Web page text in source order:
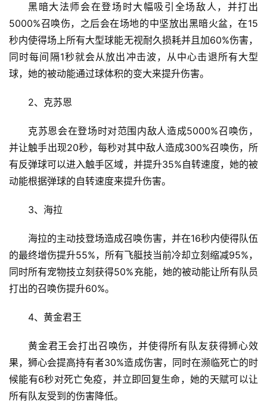
黑暗大法师会在登场时大幅吸引全场敌人，并打出
5000%召唤伤，之后会在场地的中坚放出黑暗火盆，在15
秒内使得场上所有大型球能无视耐久损耗并且加60%伤害，
同时每间隔1秒就会从放出冲击波，从中心击退所有大型
球，她的被动能通过球体积的变大来提升伤害。
2、克苏恩
克苏恩会在登场时对范围内敌人造成5000%召唤伤，
并让触手出现20秒，每秒对其中敌人造成300%召唤伤，所
有反弹球可以进入触手区域，并提升35%自转速度，她的被
动能根据弹球的自转速度来提升伤害。
3、海拉
海拉的主动技登场造成召唤伤害，并在16秒内使得队伍
的最终增伤提升55%，所有飞艇技当前冷却立刻缩减95%，
同时所有宠物技立刻获得50%充能，她的被动能让所有队员
打出的召唤伤提升60%。
4、黄金君王
黄金君王会打出召唤伤，并使得所有队友获得狮心效
果，狮心会提高持有者30%造成伤害，同时在濒临死亡的时
候能有6秒对死亡免疫，并立即回复生命，她的天赋可以让
所有队友受到的伤害降低。